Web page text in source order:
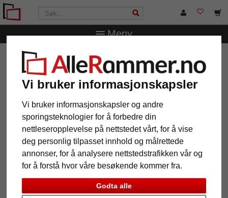
Vi bruker informasjonskapsler
Vi bruker informasjonskapsler og andre
sporingsteknologier for å forbedre din
nettleseropplevelse på nettstedet vårt, for å vise
deg personlig tilpasset innhold og målrettede
annonser, for å analysere nettstedstrafikken vår og
for å forstå hvor våre besøkende kommer fra.
Godta alle
Meny
AlleRammer.no Bilderammer
Mostoles etter mål
Treramme Mostoles etter mål